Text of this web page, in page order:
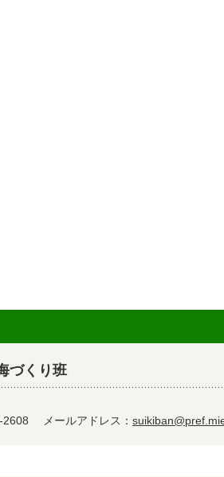
くり班
2608 メールアドレス：